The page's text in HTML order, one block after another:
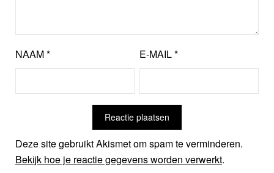
NAAM* E-MAIL*
Deze site gebruikt Akismet om spam te verminderen.
Bekijk hoe je reactie gegevens worden verwerkt.